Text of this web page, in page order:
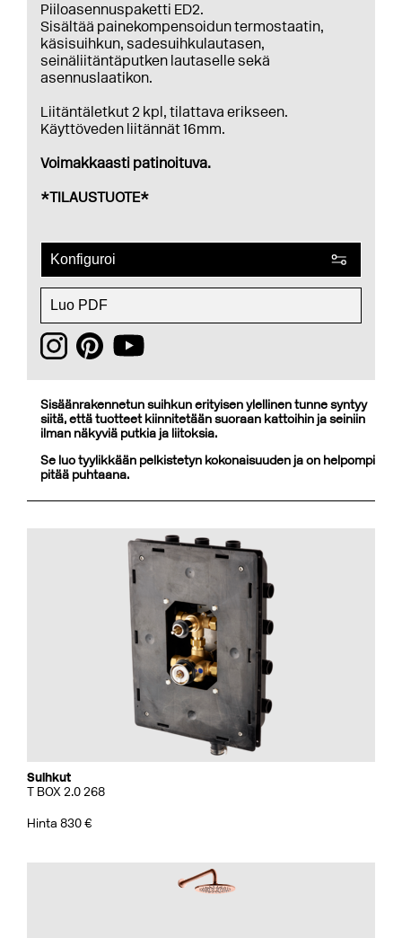
Piiloasennuspaketti ED2.
Sisältää painekompensoidun termostaatin,
käsisuihkun, sadesuihkulautasen,
seinäliitäntäputken lautaselle sekä
asennuslaatikon.
Liitäntäletkut 2 kpl, tilattava erikseen.
Käyttöveden liitännät 16mm.
Voimakkaasti patinoituva.
*TILAUSTUOTE*
Konfiguroi
Luo PDF
Sisäänrakennetun suihkun erityisen ylellinen tunne syntyy
siitä, että tuotteet kiinnitetään suoraan kattoihin ja seiniin
ilman näkyviä putkia ja liitoksia.
Se luo tyylikkään pelkistetyn kokonaisuuden ja on helpompi
pitää puhtaana.
Suihkut
T BOX 2.0 268
Hinta 830 €